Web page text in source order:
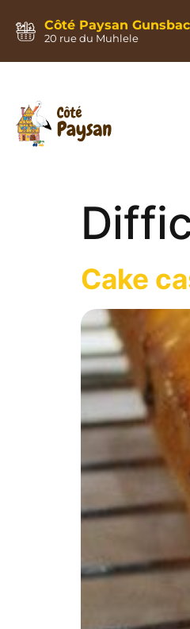
Côté Paysan
20 rue du Muhlele
Cake